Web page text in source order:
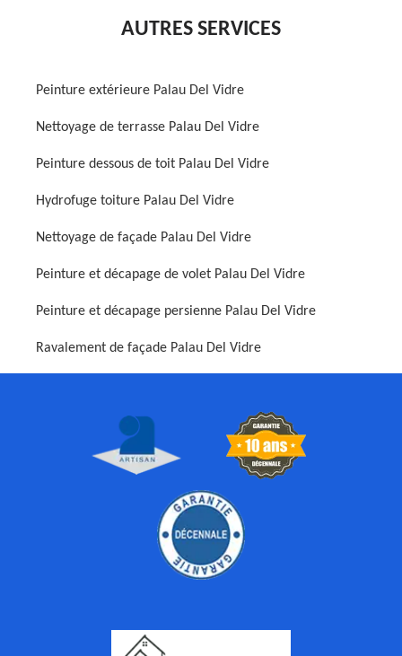
AUTRES SERVICES
Peinture extérieure Palau Del Vidre
Nettoyage de terrasse Palau Del Vidre
Peinture dessous de toit Palau Del Vidre
Hydrofuge toiture Palau Del Vidre
Nettoyage de façade Palau Del Vidre
Peinture et décapage de volet Palau Del Vidre
Peinture et décapage persienne Palau Del Vidre
Ravalement de façade Palau Del Vidre